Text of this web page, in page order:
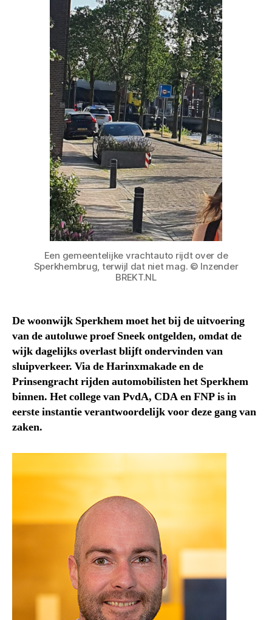
Een gemeentelijke vrachtauto rijdt over de
Sperkhembrug, terwijl dat niet mag. © Inzender
BREKT.NL
De woonwijk Sperkhem moet het bij de uitvoering
van de autoluwe proef Sneek ontgelden, omdat de
wijk dagelijks overlast blijft ondervinden van
sluipverkeer. Via de Harinxmakade en de
Prinsengracht rijden automobilisten het Sperkhem
binnen. Het college van PvdA, CDA en FNP is in
eerste instantie verantwoordelijk voor deze gang van
zaken.